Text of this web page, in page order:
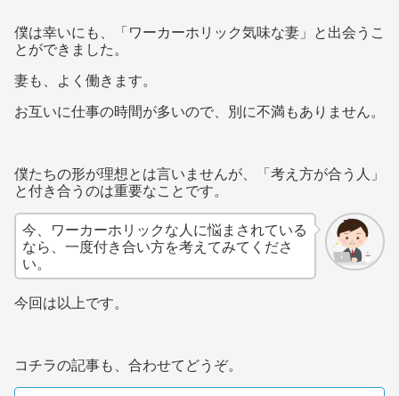
僕は幸いにも、「ワーカーホリック気味な妻」と出会うこ
とができました。
妻も、よく働きます。
お互いに仕事の時間が多いので、別に不満もありません。
僕たちの形が理想とは言いませんが、「考え方が合う人」
と付き合うのは重要なことです。
今、ワーカーホリックな人に悩まされている
なら、一度付き合い方を考えてみてくださ
い。
今回は以上です。
コチラの記事も、合わせてどうぞ。